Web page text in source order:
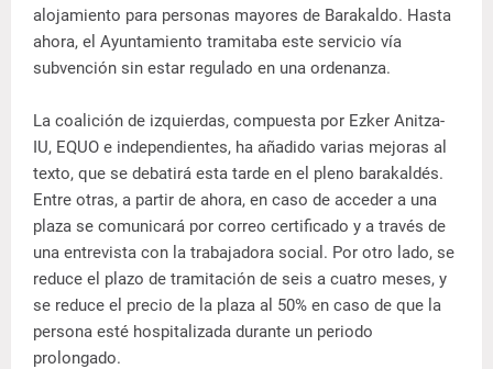
alojamiento para personas mayores de Barakaldo. Hasta
ahora, el Ayuntamiento tramitaba este servicio vía
subvención sin estar regulado en una ordenanza.
La coalición de izquierdas, compuesta por Ezker Anitza-
IU, EQUO e independientes, ha añadido varias mejoras al
texto, que se debatirá esta tarde en el pleno barakaldés.
Entre otras, a partir de ahora, en caso de acceder a una
plaza se comunicará por correo certificado y a través de
una entrevista con la trabajadora social. Por otro lado, se
reduce el plazo de tramitación de seis a cuatro meses, y
se reduce el precio de la plaza al 50% en caso de que la
persona esté hospitalizada durante un periodo
prolongado.